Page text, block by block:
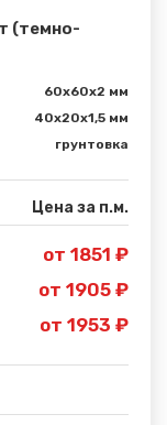
(темно-
60х60х2 мм
40х20х1,5 мм
грунтовка
Цена за п.м.
от 1851 ₽
от 1905 ₽
от 1953 ₽